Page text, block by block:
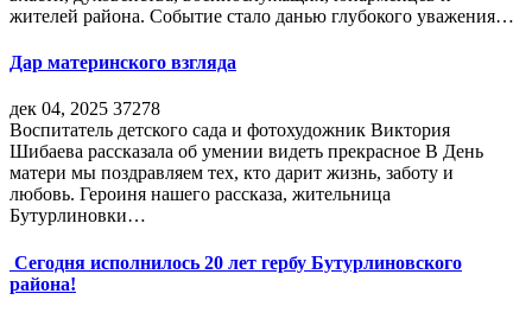
жителей района. Событие стало данью глубокого уважения…
Дар материнского взгляда
дек 04, 2025 37278
Воспитатель детского сада и фотохудожник Виктория
Шибаева рассказала об умении видеть прекрасное В День
матери мы поздравляем тех, кто дарит жизнь, заботу и
любовь. Героиня нашего рассказа, жительница
Бутурлиновки…
Сегодня исполнилось 20 лет гербу Бутурлиновского
района!